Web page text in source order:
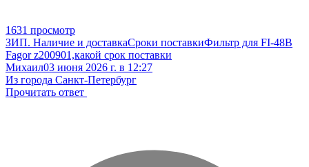
1631 просмотр
ЗИП. Наличие и доставкаСроки поставкиФильтр для FI-48B
Fagor z200901,какой срок поставки
Михаил03 июня 2026 г. в 12:27
Из города Санкт-Петербург
Прочитать ответ